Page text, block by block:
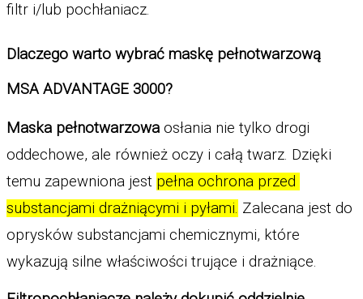
filtr i/lub pochłaniacz.
Dlaczego warto wybrać maskę pełnotwarzową
MSA ADVANTAGE 3000?
Maska pełnotwarzowa osłania nie tylko drogi
oddechowe, ale również oczy i całą twarz. Dzięki
temu zapewniona jest pełna ochrona przed
substancjami drażniącymi i pyłami. Zalecana jest do
oprysków substancjami chemicznymi, które
wykazują silne właściwości trujące i drażniące.